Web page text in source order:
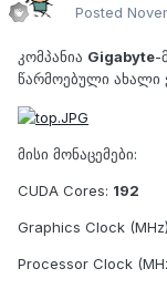
Posted
კომპანია Gigabyte-
წარმოებული ახალი
მისი მონაცემები:
CUDA Cores: 192
Graphics Clock
Processor Clock